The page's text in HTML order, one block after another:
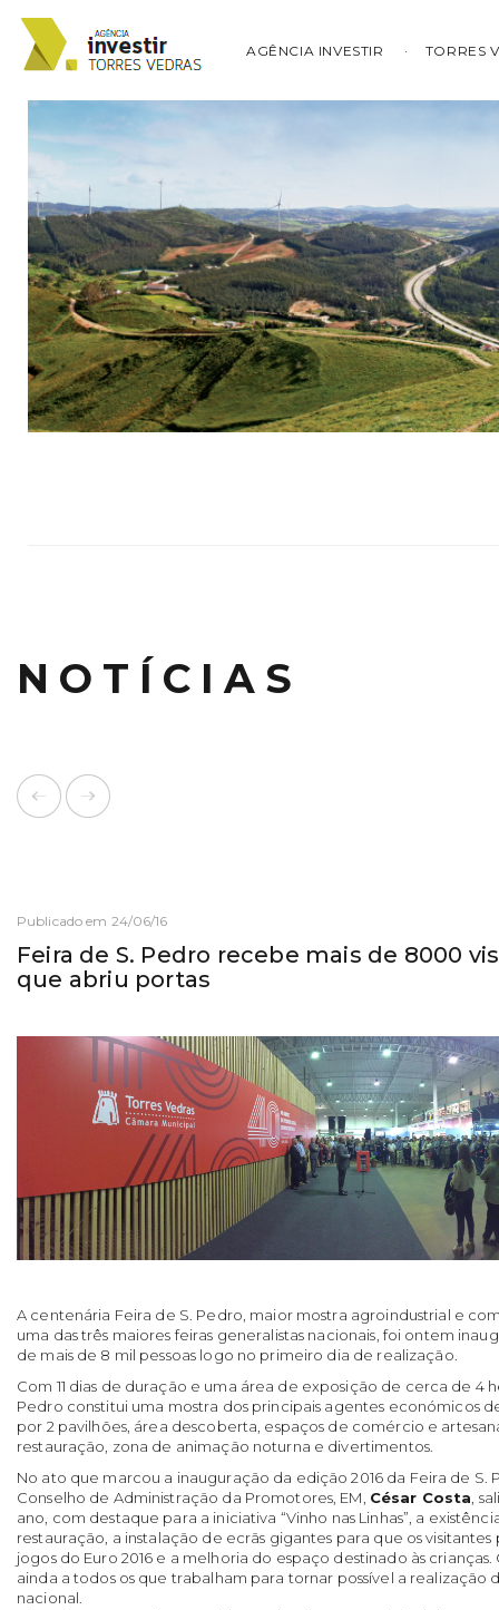
AGÊNCIA INVESTIR TORRES
NOTÍCIAS
Publicado em 24/06/16
Feira de S. Pedro recebe mais de 8000
que abriu portas
A centenária Feira de S. Pedro, maior mostra agroindustrial e
uma das três maiores feiras generalistas nacionais, foi ontem
de mais de 8 mil pessoas logo no primeiro dia de realização.
Com 11 dias de duração e uma área de exposição de cerca de 4
Pedro constitui uma mostra dos principais agentes económicos
por 2 pavilhões, área descoberta, espaços de comércio e
restauração, zona de animação noturna e divertimentos.
No ato que marcou a inauguração da edição 2016 da Feira de S.
Conselho de Administração da Promotores, EM, César Costa ,
ano, com destaque para a iniciativa “Vinho nas Linhas”, a
restauração, a instalação de ecrãs gigantes para que os visitantes
jogos do Euro 2016 e a melhoria do espaço destinado às
ainda a todos os que trabalham para tornar possível a
nacional.